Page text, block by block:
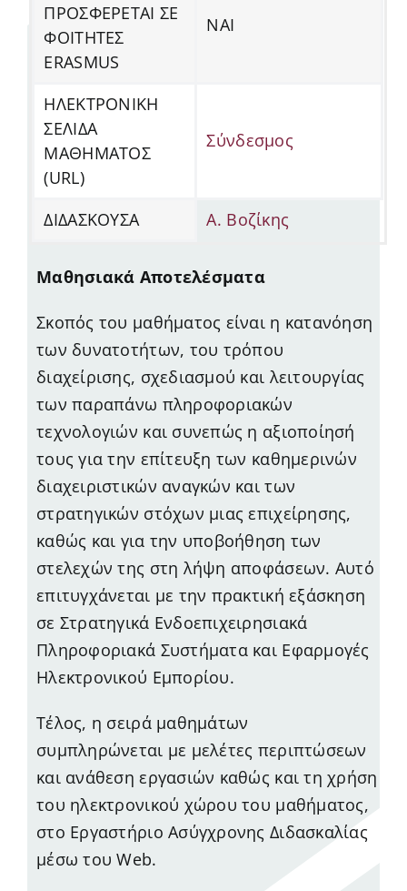
ΠΡΟΣΦΕΡΕΤΑΙ ΣΕ
ΦΟΙΤΗΤΕΣ
ERASMUS
ΝΑΙ
ΗΛΕΚΤΡΟΝΙΚΗ
ΣΕΛΙΔΑ
ΜΑΘΗΜΑΤΟΣ
(URL)
Σύνδεσμος
ΔΙΔΑΣΚΟΥΣΑ Α. Βοζίκης
Μαθησιακά Αποτελέσματα
Σκοπός του μαθήματος είναι η κατανόηση
των δυνατοτήτων, του τρόπου
διαχείρισης, σχεδιασμού και λειτουργίας
των παραπάνω πληροφοριακών
τεχνολογιών και συνεπώς η αξιοποίησή
τους για την επίτευξη των καθημερινών
διαχειριστικών αναγκών και των
στρατηγικών στόχων μιας επιχείρησης,
καθώς και για την υποβοήθηση των
στελεχών της στη λήψη αποφάσεων. Αυτό
επιτυγχάνεται με την πρακτική εξάσκηση
σε Στρατηγικά Ενδοεπιχειρησιακά
Πληροφοριακά Συστήματα και Εφαρμογές
Ηλεκτρονικού Εμπορίου.
Τέλος, η σειρά μαθημάτων
συμπληρώνεται με μελέτες περιπτώσεων
και ανάθεση εργασιών καθώς και τη χρήση
του ηλεκτρονικού χώρου του μαθήματος,
στο Εργαστήριο Ασύγχρονης Διδασκαλίας
μέσω του Web.